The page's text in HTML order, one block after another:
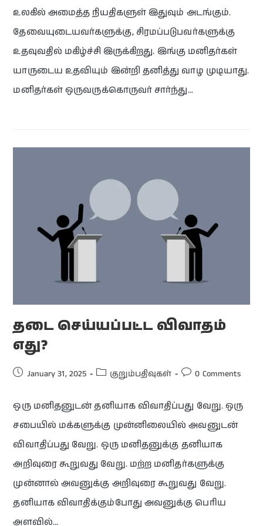
உலகில் அமைத்த நியதிகளுள் இதுவும் அடங்கும்.
தேவையுடையவர்களுக்கு, சிரமப்படுபவர்களுக்கு
உதவுவதில் மகிழ்ச்சி இருக்கிறது. இங்கு மனிதர்கள்
யாருடைய உதவியும் இன்றி தனித்து வாழ முடியாது.
மனிதர்கள் ஒருவருக்கொருவர் சார்ந்து…
தடை செய்யப்பட்ட விவாதம்
எது?
January 31, 2025 குறும்பதிவுகள் 0 Comments
ஒரு மனிதனுடன் தனியாக விவாதிப்பது வேறு. ஒரு
சபையில் மக்களுக்கு முன்னிலையில் அவனுடன்
விவாதிப்பது வேறு. ஒரு மனிதனுக்கு தனியாக
அறிவுரை கூறுவது வேறு. மற்ற மனிதர்களுக்கு
முன்னால் அவனுக்கு அறிவுரை கூறுவது வேறு.
தனியாக விவாதிக்கும்போது அவனுக்கு பெரிய
அளவில்…